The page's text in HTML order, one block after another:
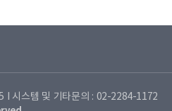
I 시스템 및 기타문의 : 02-2284-1172